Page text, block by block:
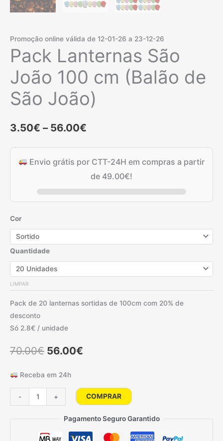
Promoção online válida de 12-01-26 a 23-12-26
Pack Lanternas São
João 100 cm (Balão de
São João)
3.50€ – 56.00€
range:
3.50€
56.00€
Envio grátis por CTT-24H em compras a partir
de 49.00€!
Cor
Quantidade
LIMPAR
Pack de 20 lanternas sortidas de 100cm com 20% de
desconto
Só 2.8€ / unidade
70.00€ O
preço
original
era:
70.00€.
56.00€
atual
é:
56.00€.
Receba em 24h
-
Quantidade
de
Pack
Lanternas
+ COMPRAR
Pagamento Seguro Garantido